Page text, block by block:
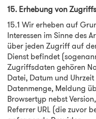
15. Erhebung von
15.1 Wir erheben auf
Interessen im Sinne des
über jeden Zugriff auf
Dienst befindet
Zugriffsdaten gehören
Datei, Datum und
Datenmenge, Meldung
Browsertyp nebst
Referrer URL (die zuvor